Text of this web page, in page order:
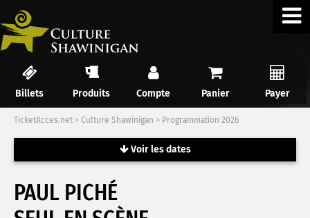
Billets Produits Compte Panier Payer
TicketAcces.net > Culture Shawinigan > Programmation 2026
Voir les dates
PAUL PICHÉ